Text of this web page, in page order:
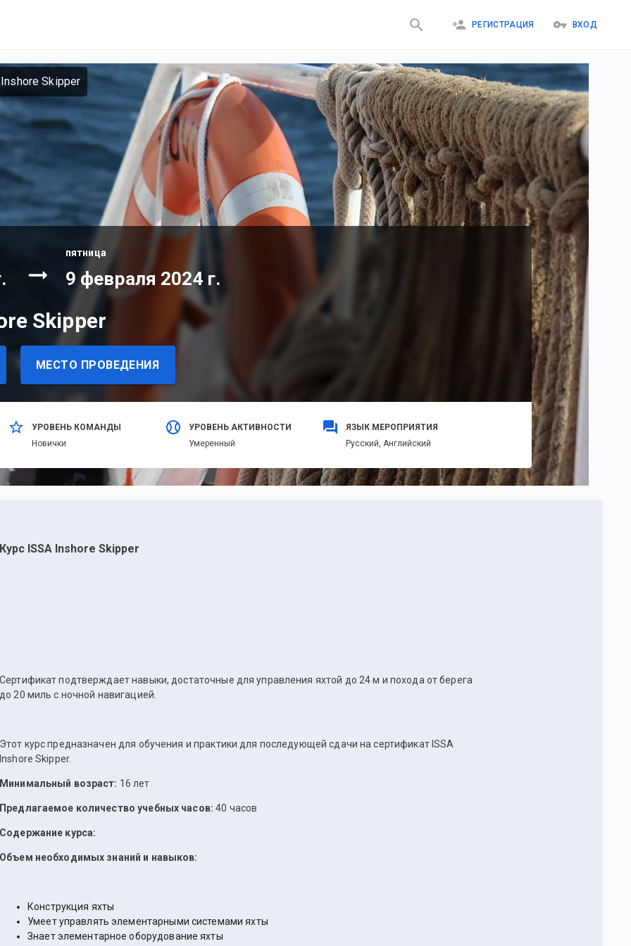
РЕГИСТРАЦИЯ ВХОД
Skipper
пятница
9 февраля 2024 г.
Skipper
МЕСТО ПРОВЕДЕНИЯ
УРОВЕНЬ КОМАНДЫ
Новички
УРОВЕНЬ АКТИВНОСТИ
Умеренный
ЯЗЫК МЕРОПРИЯТИЯ
Русский, Английский
Курс ISSA Inshore Skipper
Сертификат подтверждает навыки, достаточные для управления яхтой до 24 м и похода от берега
до 20 миль с ночной навигацией.
Этот курс предназначен для обучения и практики для последующей сдачи на сертификат ISSA
Inshore Skipper.
Минимальный возраст: 16 лет
Предлагаемое количество учебных часов: 40 часов
Содержание курса:
Объем необходимых знаний и навыков:
Конструкция яхты
Умеет управлять элементарными системами яхты
Знает элементарное оборудование яхты